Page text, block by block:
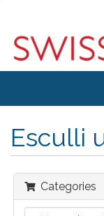
Esculli
Categories